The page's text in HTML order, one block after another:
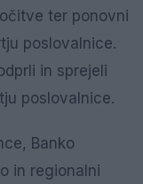
ter ponovni
poslovalnice.
in sprejeli
poslovalnice.
Banko
in regionalni